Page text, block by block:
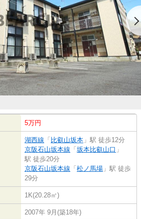
5万円
湖西線 「 比叡山坂本 」駅 徒歩12分
京阪石山坂本線 「 坂本比叡山口 」
駅 徒歩20分
京阪石山坂本線 「 松ノ馬場 」駅 徒歩
29分
1K(20.28㎡)
2007年 9月(築18年)